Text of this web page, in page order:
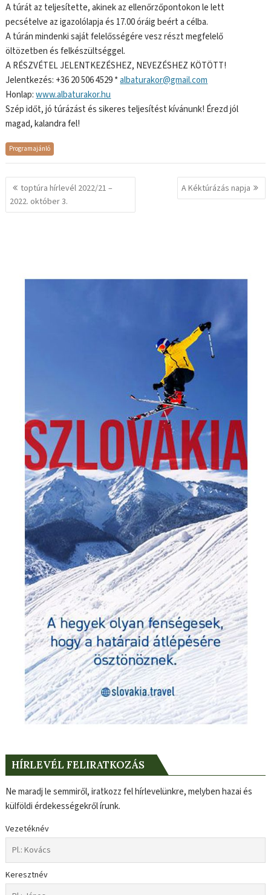
A túrát az teljesítette, akinek az ellenőrzőpontokon le lett
pecsételve az igazolólapja és 17.00 óráig beért a célba.
A túrán mindenki saját felelősségére vesz részt megfelelő
öltözetben és felkészültséggel.
A RÉSZVÉTEL JELENTKEZÉSHEZ, NEVEZÉSHEZ KÖTÖTT!
Jelentkezés: +36 20 506 4529 *albaturakor@gmail.com
Honlap:www.albaturakor.hu
Szép időt, jó túrázást és sikeres teljesítést kívánunk! Érezd jól
magad, kalandra fel!
Programajánló
Bejegyzés
navigáció
toptúra hírlevél 2022/21 –
2022. október 3.
A Kéktúrázás napja
HÍRLEVÉL FELIRATKOZÁS
Ne maradj le semmiről, iratkozz fel hírlevelünkre, melyben hazai és
külföldi érdekességekről írunk.
Vezetéknév
Keresztnév